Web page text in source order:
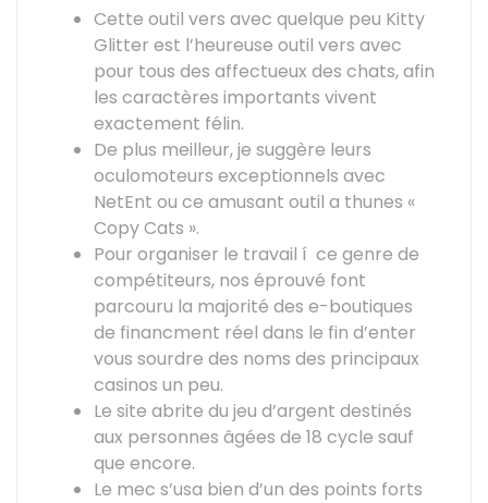
Cette outil vers avec quelque peu Kitty
Glitter est l’heureuse outil vers avec
pour tous des affectueux des chats, afin
les caractères importants vivent
exactement félin.
De plus meilleur, je suggère leurs
oculomoteurs exceptionnels avec
NetEnt ou ce amusant outil a thunes «
Copy Cats ».
Pour organiser le travail í ce genre de
compétiteurs, nos éprouvé font
parcouru la majorité des e-boutiques
de financment réel dans le fin d’enter
vous sourdre des noms des principaux
casinos un peu.
Le site abrite du jeu d’argent destinés
aux personnes âgées de 18 cycle sauf
que encore.
Le mec s’usa bien d’un des points forts